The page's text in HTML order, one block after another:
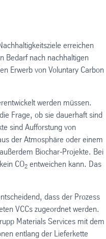
erreichen
Bedarf nach nachhaltigen
Erwerb von Voluntary Carbon
werden müssen.
Frage, ob sie dauerhaft sind
sind Aufforstung von
der Atmosphäre oder einem
Biochar-Projekte. Bei
CO2 entweichen kann. Das
dass der Prozess
VCCs zugeordnet werden.
Materials Services mit dem
entlang der Lieferkette